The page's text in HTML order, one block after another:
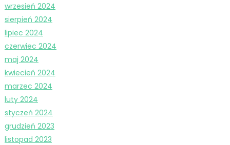
wrzesień 2024
sierpień 2024
lipiec 2024
czerwiec 2024
maj 2024
kwiecień 2024
marzec 2024
luty 2024
styczeń 2024
grudzień 2023
listopad 2023